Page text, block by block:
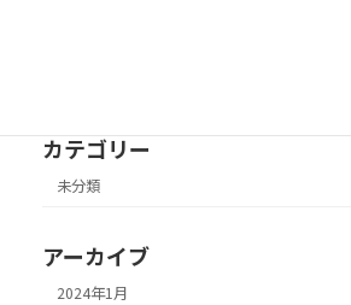
カテゴリー
未分類
アーカイブ
2024年1月